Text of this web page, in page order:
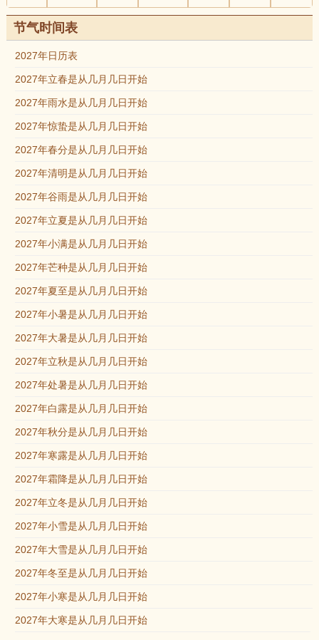
节气时间表
2027年日历表
2027年立春是从几月几日开始
2027年雨水是从几月几日开始
2027年惊蛰是从几月几日开始
2027年春分是从几月几日开始
2027年清明是从几月几日开始
2027年谷雨是从几月几日开始
2027年立夏是从几月几日开始
2027年小满是从几月几日开始
2027年芒种是从几月几日开始
2027年夏至是从几月几日开始
2027年小暑是从几月几日开始
2027年大暑是从几月几日开始
2027年立秋是从几月几日开始
2027年处暑是从几月几日开始
2027年白露是从几月几日开始
2027年秋分是从几月几日开始
2027年寒露是从几月几日开始
2027年霜降是从几月几日开始
2027年立冬是从几月几日开始
2027年小雪是从几月几日开始
2027年大雪是从几月几日开始
2027年冬至是从几月几日开始
2027年小寒是从几月几日开始
2027年大寒是从几月几日开始